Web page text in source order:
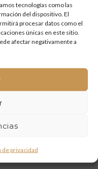
tecnologías como las
del dispositivo. El
procesar datos como el
únicas en este sitio.
afectar negativamente a
de privacidad
en Onda: tradición
en nogal
y carpintería a
Visita Domiciliaria: Un